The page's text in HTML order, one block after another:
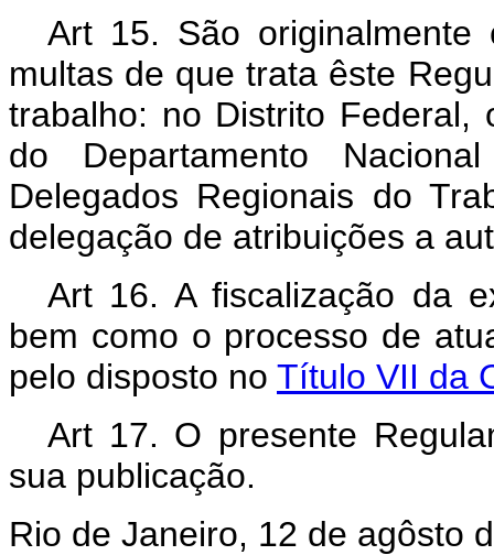
Art 15. São originalmente
multas de que trata êste
trabalho: no Distrito Federal,
do Departamento
Delegados Regionais do
delegação de atribuições a
Art 16. A fiscalização da
bem como o processo de
pelo disposto no Título VII da
Art 17. O presente
sua publicação.
Rio de Janeiro, 12 de agôsto